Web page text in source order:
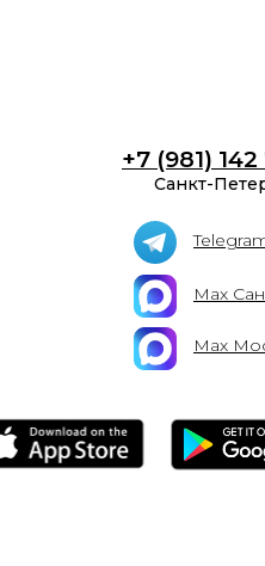
Санкт-
Мах
Мах
+7 (981) 142